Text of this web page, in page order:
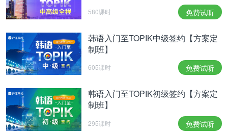
580课时 免费试听
韩语入门至TOPIK中级签约【方案定
制班】
605课时 免费试听
韩语入门至TOPIK初级签约【方案定
制班】
295课时 免费试听